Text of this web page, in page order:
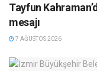
Tayfun
mesajı
7 AĞUSTOS 2026